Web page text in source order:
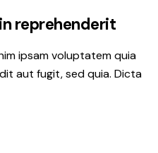
reprehenderit
ipsam voluptatem quia
aut fugit, sed quia. Dicta